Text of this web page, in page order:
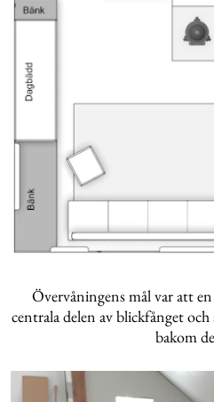
Övervåningens mål var att
centrala delen av blickfånget
bakom